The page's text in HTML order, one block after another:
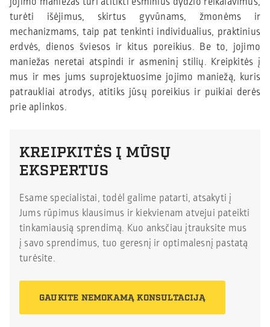
turėti išėjimus, skirtus gyvūnams, žmonėms ir
mechanizmams, taip pat tenkinti individualius, praktinius
erdvės, dienos šviesos ir kitus poreikius. Be to, jojimo
maniežas neretai atspindi ir asmeninį stilių. Kreipkitės į
mus ir mes jums suprojektuosime jojimo maniežą, kuris
patraukliai atrodys, atitiks jūsų poreikius ir puikiai derės
prie aplinkos.
KREIPKITĖS Į MŪSŲ
EKSPERTUS
Esame specialistai, todėl galime patarti, atsakyti į
Jums rūpimus klausimus ir kiekvienam atvejui pateikti
tinkamiausią sprendimą. Kuo anksčiau įtrauksite mus
į savo sprendimus, tuo geresnį ir optimalesnį pastatą
turėsite.
GAUKITE NEMOKAMĄ KONSULTACIJĄ